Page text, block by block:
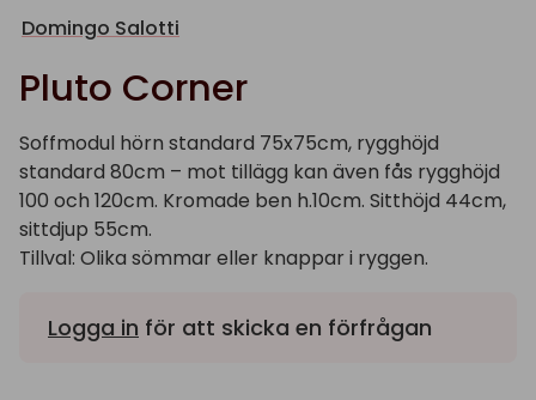
Domingo Salotti
Pluto Corner
Soffmodul hörn standard 75x75cm, rygghöjd
standard 80cm – mot tillägg kan även fås rygghöjd
100 och 120cm. Kromade ben h.10cm. Sitthöjd 44cm,
sittdjup 55cm.
Tillval: Olika sömmar eller knappar i ryggen.
Logga in för att skicka en förfrågan